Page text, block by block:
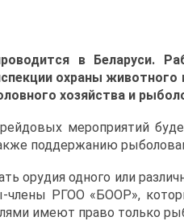
в Беларуси.
охраны
хозяйства и
мероприятий
поддержанию
орудия одного или
РГОО «БООР»,
имеют право только